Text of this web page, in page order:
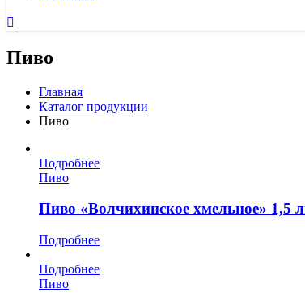
Пиво
Главная
Каталог продукции
Пиво
Подробнее
Пиво
Пиво «Волчихинское хмельное» 1,5
Подробнее
Подробнее
Пиво